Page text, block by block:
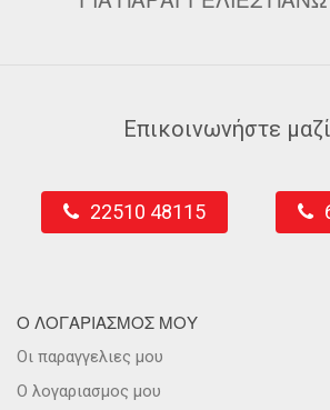
Επικοινωνήστε
22510 48115
Ο ΛΟΓΑΡΙΑΣΜΟΣ ΜΟΥ
Οι παραγγελιες μου
Ο λογαριασμος μου